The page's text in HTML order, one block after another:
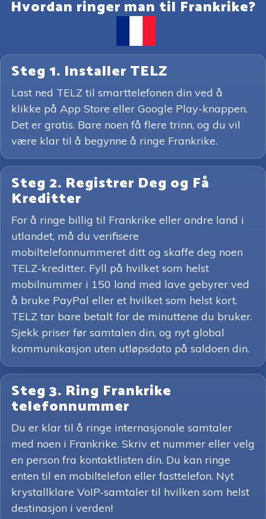
Hvordan ringer man til Frankrike?
Steg 1. Installer TELZ
Last ned TELZ til smarttelefonen din ved å
klikke på App Store eller Google Play-knappen.
Det er gratis. Bare noen få flere trinn, og du vil
være klar til å begynne å ringe Frankrike.
Steg 2. Registrer Deg og Få
Kreditter
For å ringe billig til Frankrike eller andre land i
utlandet, må du verifisere
mobiltelefonnummeret ditt og skaffe deg noen
TELZ-kreditter. Fyll på hvilket som helst
mobilnummer i 150 land med lave gebyrer ved
å bruke PayPal eller et hvilket som helst kort.
TELZ tar bare betalt for de minuttene du bruker.
Sjekk priser før samtalen din, og nyt global
kommunikasjon uten utløpsdato på saldoen din.
Steg 3. Ring Frankrike
telefonnummer
Du er klar til å ringe internasjonale samtaler
med noen i Frankrike. Skriv et nummer eller velg
en person fra kontaktlisten din. Du kan ringe
enten til en mobiltelefon eller fasttelefon. Nyt
krystallklare VoIP-samtaler til hvilken som helst
destinasjon i verden!